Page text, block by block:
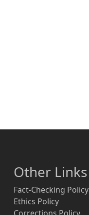
Other Links
Fact-Checking Policy
Ethics Policy